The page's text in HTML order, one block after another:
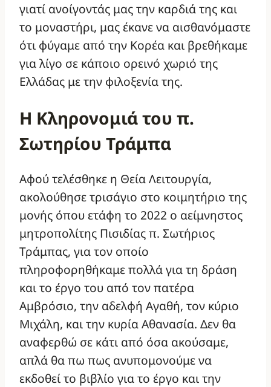
γιατί ανοίγοντάς μας την καρδιά της και
το μοναστήρι, μας έκανε να αισθανόμαστε
ότι φύγαμε από την Κορέα και βρεθήκαμε
για λίγο σε κάποιο ορεινό χωριό της
Ελλάδας με την φιλοξενία της.
Η Κληρονομιά του π.
Σωτηρίου Τράμπα
Αφού τελέσθηκε η Θεία Λειτουργία,
ακολούθησε τρισάγιο στο κοιμητήριο της
μονής όπου ετάφη το 2022 ο αείμνηστος
μητροπολίτης Πισιδίας π. Σωτήριος
Τράμπας, για τον οποίο
πληροφορηθήκαμε πολλά για τη δράση
και το έργο του από τον πατέρα
Αμβρόσιο, την αδελφή Αγαθή, τον κύριο
Μιχάλη, και την κυρία Αθανασία. Δεν θα
αναφερθώ σε κάτι από όσα ακούσαμε,
απλά θα πω πως ανυπομονούμε να
εκδοθεί το βιβλίο για το έργο και την